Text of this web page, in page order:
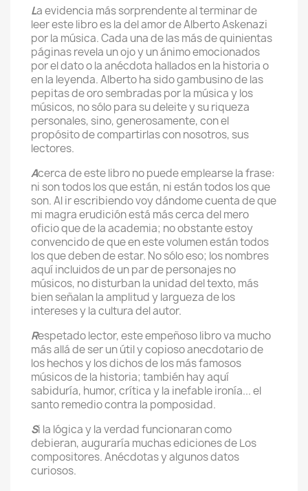
La evidencia más sorprendente al terminar de
leer este libro es la del amor de Alberto Askenazi
por la música. Cada una de las más de quinientas
páginas revela un ojo y un ánimo emocionados
por el dato o la anécdota hallados en la historia o
en la leyenda. Alberto ha sido gambusino de las
pepitas de oro sembradas por la música y los
músicos, no sólo para su deleite y su riqueza
personales, sino, generosamente, con el
propósito de compartirlas con nosotros, sus
lectores.
Acerca de este libro no puede emplearse la frase:
ni son todos los que están, ni están todos los que
son. Al ir escribiendo voy dándome cuenta de que
mi magra erudición está más cerca del mero
oficio que de la academia; no obstante estoy
convencido de que en este volumen están todos
los que deben de estar. No sólo eso; los nombres
aquí incluidos de un par de personajes no
músicos, no disturban la unidad del texto, más
bien señalan la amplitud y largueza de los
intereses y la cultura del autor.
Respetado lector, este empeñoso libro va mucho
más allá de ser un útil y copioso anecdotario de
los hechos y los dichos de los más famosos
músicos de la historia; también hay aquí
sabiduría, humor, crítica y la inefable ironía... el
santo remedio contra la pomposidad.
Si la lógica y la verdad funcionaran como
debieran, auguraría muchas ediciones de Los
compositores. Anécdotas y algunos datos
curiosos.